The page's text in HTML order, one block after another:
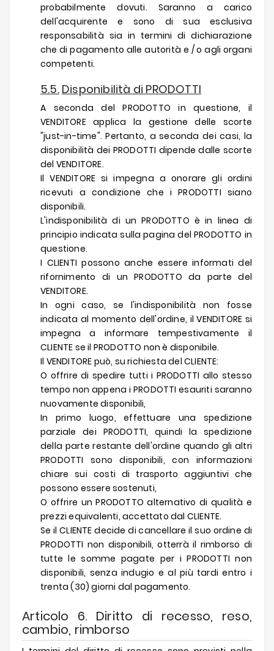
probabilmente dovuti. Saranno a carico
dell'acquirente e sono di sua esclusiva
responsabilità sia in termini di dichiarazione
che di pagamento alle autorità e / o agli organi
competenti.
5.5. Disponibilità di PRODOTTI
A seconda del PRODOTTO in questione, il
VENDITORE applica la gestione delle scorte
"just-in-time". Pertanto, a seconda dei casi, la
disponibilità dei PRODOTTI dipende dalle scorte
del VENDITORE.
Il VENDITORE si impegna a onorare gli ordini
ricevuti a condizione che i PRODOTTI siano
disponibili.
L'indisponibilità di un PRODOTTO è in linea di
principio indicata sulla pagina del PRODOTTO in
questione.
I CLIENTI possono anche essere informati del
rifornimento di un PRODOTTO da parte del
VENDITORE.
In ogni caso, se l'indisponibilità non fosse
indicata al momento dell'ordine, il VENDITORE si
impegna a informare tempestivamente il
CLIENTE se il PRODOTTO non è disponibile.
Il VENDITORE può, su richiesta del CLIENTE:
O offrire di spedire tutti i PRODOTTI allo stesso
tempo non appena i PRODOTTI esauriti saranno
nuovamente disponibili,
In primo luogo, effettuare una spedizione
parziale dei PRODOTTI, quindi la spedizione
della parte restante dell'ordine quando gli altri
PRODOTTI sono disponibili, con informazioni
chiare sui costi di trasporto aggiuntivi che
possono essere sostenuti,
O offrire un PRODOTTO alternativo di qualità e
prezzi equivalenti, accettato dal CLIENTE.
Se il CLIENTE decide di cancellare il suo ordine di
PRODOTTI non disponibili, otterrà il rimborso di
tutte le somme pagate per i PRODOTTI non
disponibili, senza indugio e al più tardi entro i
trenta (30) giorni dal pagamento.
Articolo 6. Diritto di recesso, reso,
cambio, rimborso